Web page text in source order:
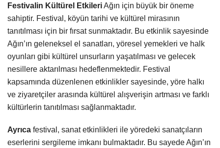
Festivalin Kültürel EtkileriAğın için büyük bir öneme
sahiptir. Festival, köyün tarihi ve kültürel mirasının
tanıtılması için bir fırsat sunmaktadır. Bu etkinlik sayesinde
Ağın’ın geleneksel el sanatları, yöresel yemekleri ve halk
oyunları gibi kültürel unsurların yaşatılması ve gelecek
nesillere aktarılması hedeflenmektedir. Festival
kapsamında düzenlenen etkinlikler sayesinde, yöre halkı
ve ziyaretçiler arasında kültürel alışverişin artması ve farklı
kültürlerin tanıtılması sağlanmaktadır.
Ayrıca festival, sanat etkinlikleri ile yöredeki sanatçıların
eserlerini sergileme imkanı bulmaktadır. Bu sayede Ağın’ın